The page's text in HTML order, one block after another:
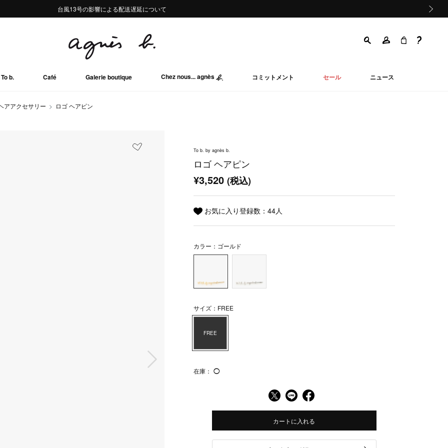
熊本地域地震の影響による配送遅延について
Summer Sale 2buy10%OFF!!
台風13号の影響による配送遅延について
熊本地域地震の影響による配送遅延について
Summer Sale 2buy10%OFF!!
To b. Café Galerie boutique Chez nous... agnès コミットメント セール ニュース
アアクセサリー ロゴ ヘアピン
To b. by agnès b.
ロゴ ヘアピン
¥3,520(税込)
お気に入り登録数：44人
カラー：ゴールド
サイズ：FREE
FREE
在庫： ◯
カートに入れる